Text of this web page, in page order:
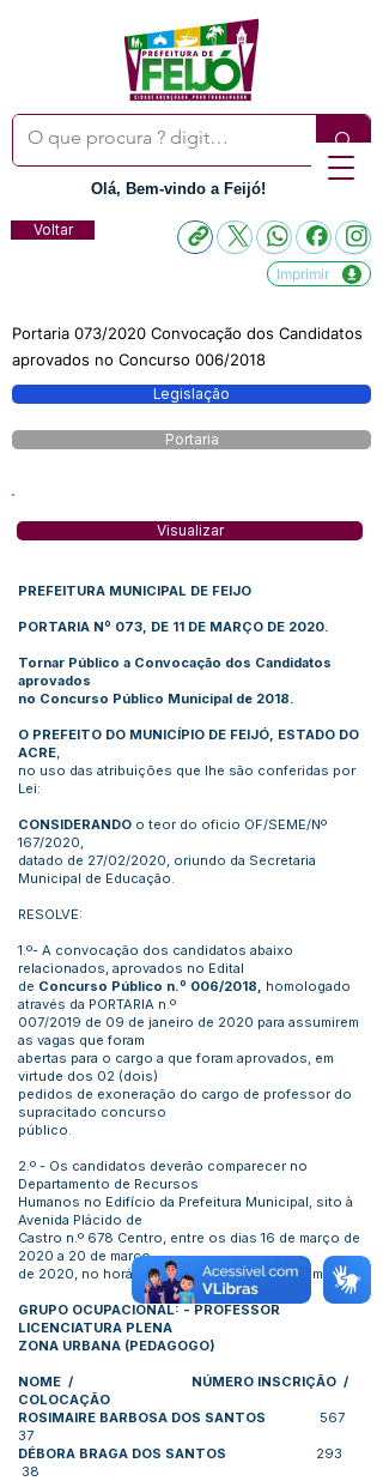
Olá, Bem-vindo a Feijó!
Voltar
Imprimir
Portaria 073/2020 Convocação dos Candidatos
aprovados no Concurso 006/2018
Legislação
Portaria
Visualizar
PREFEITURA MUNICIPAL DE FEIJO
PORTARIA Nº 073, DE 11 DE MARÇO DE 2020.
Tornar Público a Convocação dos Candidatos
aprovados
no Concurso Público Municipal de 2018.
O PREFEITO DO MUNICÍPIO DE FEIJÓ, ESTADO DO
ACRE,
no uso das atribuições que lhe são conferidas por
Lei:
CONSIDERANDO o teor do oficio OF/SEME/Nº
167/2020,
datado de 27/02/2020, oriundo da Secretaria
Municipal de Educação.
RESOLVE:
1.º- A convocação dos candidatos abaixo
relacionados, aprovados no Edital
de Concurso Público n.º 006/2018, homologado
através da PORTARIA n.º
007/2019 de 09 de janeiro de 2020 para assumirem
as vagas que foram
abertas para o cargo a que foram aprovados, em
virtude dos 02 (dois)
pedidos de exoneração do cargo de professor do
supracitado concurso
público.
2.º - Os candidatos deverão comparecer no
Departamento de Recursos
Humanos no Edifício da Prefeitura Municipal, sito à
Avenida Plácido de
Castro n.º 678 Centro, entre os dias 16 de março de
2020 a 20 de março
de 2020, no horário das 07h00min às 13h00min.
GRUPO OCUPACIONAL: - PROFESSOR
LICENCIATURA PLENA
ZONA URBANA (PEDAGOGO)
NOME / NÚMERO INSCRIÇÃO /
COLOCAÇÃO
ROSIMAIRE BARBOSA DOS SANTOS 567
37
DÉBORA BRAGA DOS SANTOS
293
38